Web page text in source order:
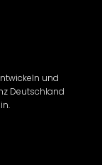
und
Deutschland